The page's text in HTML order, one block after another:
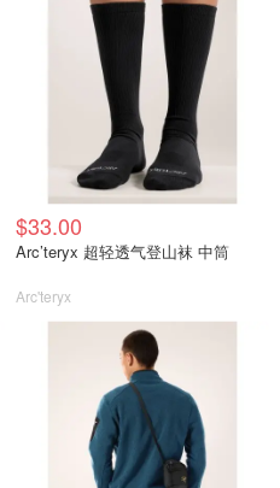
$33.00
Arc’teryx 超轻透气登山袜 中筒
Arc'teryx